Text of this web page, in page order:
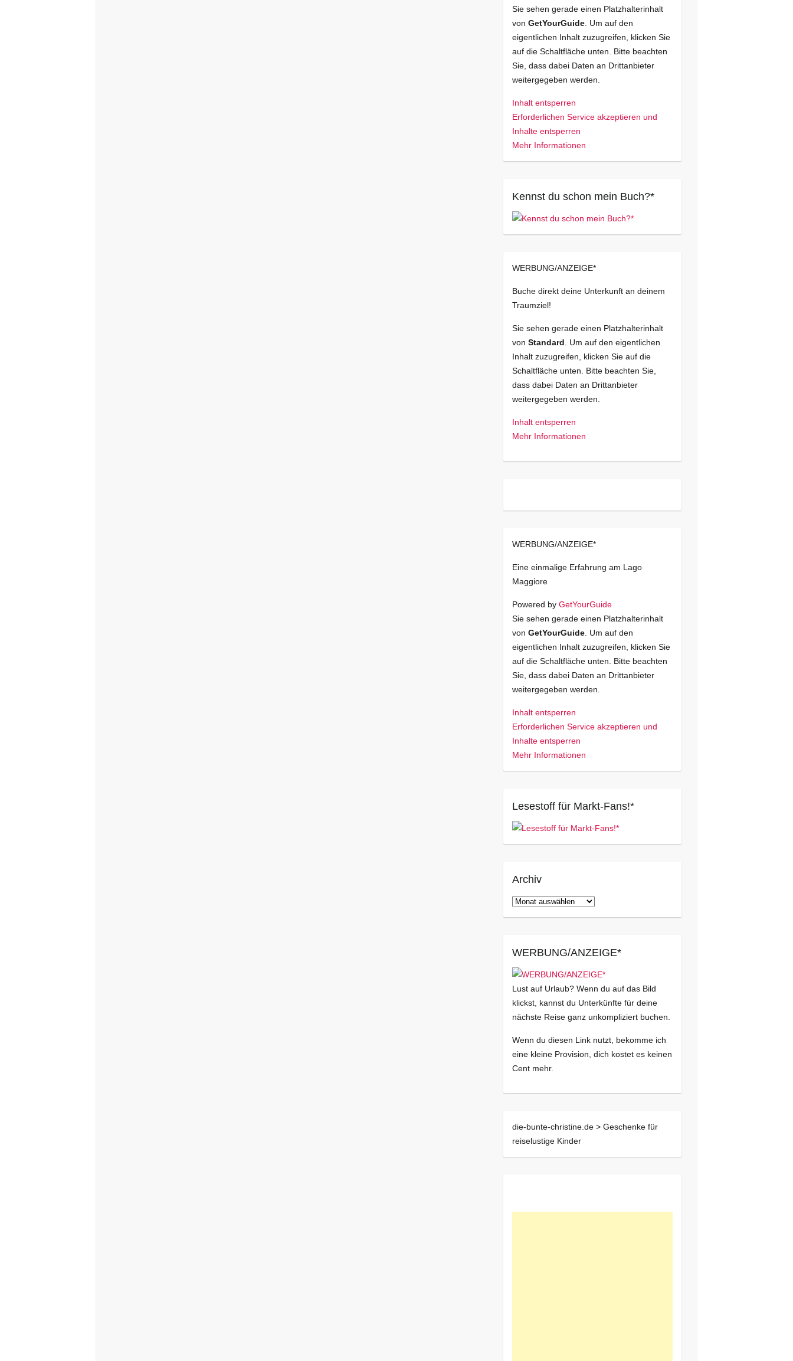
Sie sehen gerade einen Platzhalterinhalt
von GetYourGuide. Um auf den
eigentlichen Inhalt zuzugreifen, klicken Sie
auf die Schaltfläche unten. Bitte beachten
Sie, dass dabei Daten an Drittanbieter
weitergegeben werden.
Inhalt entsperren
Erforderlichen Service akzeptieren und
Inhalte entsperren
Mehr Informationen
Kennst du schon mein Buch?*
WERBUNG/ANZEIGE*
Buche direkt deine Unterkunft an deinem
Traumziel!
Sie sehen gerade einen Platzhalterinhalt
von Standard . Um auf den eigentlichen
Inhalt zuzugreifen, klicken Sie auf die
Schaltfläche unten. Bitte beachten Sie,
dass dabei Daten an Drittanbieter
weitergegeben werden.
Inhalt entsperren
Mehr Informationen
WERBUNG/ANZEIGE*
Eine einmalige Erfahrung am Lago
Maggiore
Powered by GetYourGuide
Sie sehen gerade einen Platzhalterinhalt
von GetYourGuide. Um auf den
eigentlichen Inhalt zuzugreifen, klicken Sie
auf die Schaltfläche unten. Bitte beachten
Sie, dass dabei Daten an Drittanbieter
weitergegeben werden.
Inhalt entsperren
Erforderlichen Service akzeptieren und
Inhalte entsperren
Mehr Informationen
Lesestoff für Markt-Fans!*
Archiv
Archiv
WERBUNG/ANZEIGE*
Lust auf Urlaub? Wenn du auf das Bild
klickst, kannst du Unterkünfte für deine
nächste Reise ganz unkompliziert buchen.
Wenn du diesen Link nutzt, bekomme ich
eine kleine Provision, dich kostet es keinen
Cent mehr.
die-bunte-christine.de > Geschenke für
reiselustige Kinder